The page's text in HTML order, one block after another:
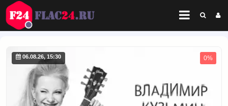
06.08.26, 15:30 0%